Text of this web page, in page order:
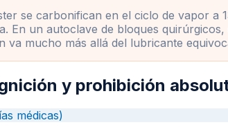
se carbonifican en el ciclo de vapor
En un autoclave de bloques
va mucho más allá del lubricante
y prohibición
médicas)